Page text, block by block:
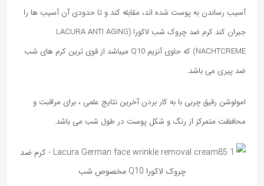
آسیب رساندن به پوست شده ‌اند، مقابله کند و تا حدودی آن آسیب ها را
جبران کند کرم ضد چروک شب لاکورا (LACURA ANTI AGING
NACHTCREME) که حاوی آنزیم Q10 میباشد از قوی ترین کرم های شب
ضد پیری می باشد.
امولوشن رقیق چربی با به کار بردن آخرین نتایج علمی ، برای مراقبت و
محافظت متمرکز از رنگ و شکل پوست در طول شب می باشد.